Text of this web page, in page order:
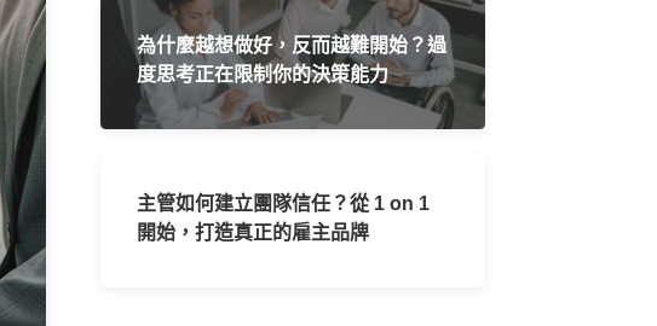
為什麼越想做好，反而越難開始？過
度思考正在限制你的決策能力
主管如何建立團隊信任？從 1 on 1
開始，打造真正的雇主品牌